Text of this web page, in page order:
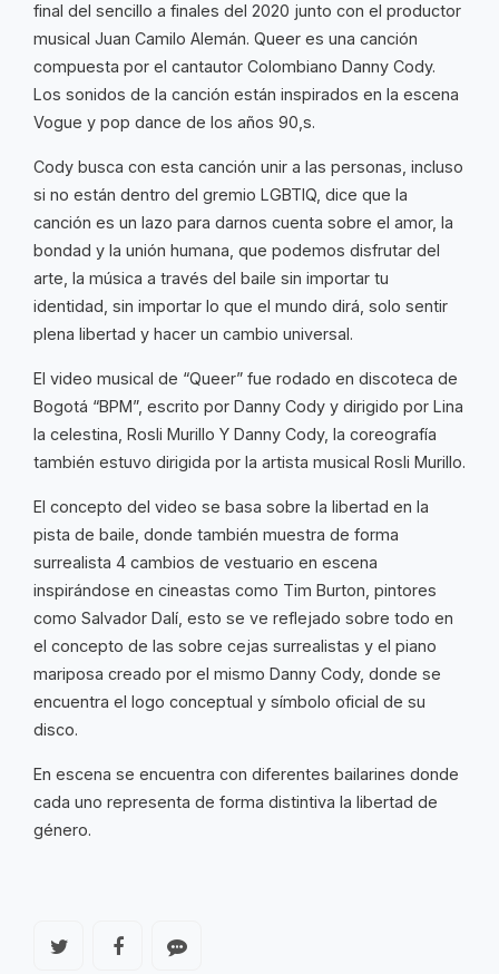
final del sencillo a finales del 2020 junto con el productor
musical Juan Camilo Alemán. Queer es una canción
compuesta por el cantautor Colombiano Danny Cody.
Los sonidos de la canción están inspirados en la escena
Vogue y pop dance de los años 90,s.
Cody busca con esta canción unir a las personas, incluso
si no están dentro del gremio LGBTIQ, dice que la
canción es un lazo para darnos cuenta sobre el amor, la
bondad y la unión humana, que podemos disfrutar del
arte, la música a través del baile sin importar tu
identidad, sin importar lo que el mundo dirá, solo sentir
plena libertad y hacer un cambio universal.
El video musical de “Queer” fue rodado en discoteca de
Bogotá “BPM”, escrito por Danny Cody y dirigido por Lina
la celestina, Rosli Murillo Y Danny Cody, la coreografía
también estuvo dirigida por la artista musical Rosli Murillo.
El concepto del video se basa sobre la libertad en la
pista de baile, donde también muestra de forma
surrealista 4 cambios de vestuario en escena
inspirándose en cineastas como Tim Burton, pintores
como Salvador Dalí, esto se ve reflejado sobre todo en
el concepto de las sobre cejas surrealistas y el piano
mariposa creado por el mismo Danny Cody, donde se
encuentra el logo conceptual y símbolo oficial de su
disco.
En escena se encuentra con diferentes bailarines donde
cada uno representa de forma distintiva la libertad de
género.